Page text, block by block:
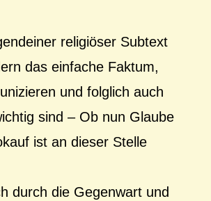
religiöser Subtext
das einfache Faktum,
und folglich auch
sind – Ob nun Glaube
ist an dieser Stelle
durch die Gegenwart und